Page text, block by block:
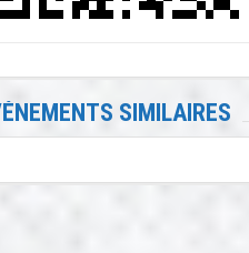
SIMILAIRES